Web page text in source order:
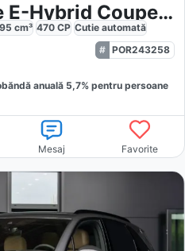
Porsche Cayenne E-Hybrid Coupe InnoDrive
cm³ 470 CP Cutie automată
POR243258
anuală 5,7% pentru persoane
Mesaj Favorite